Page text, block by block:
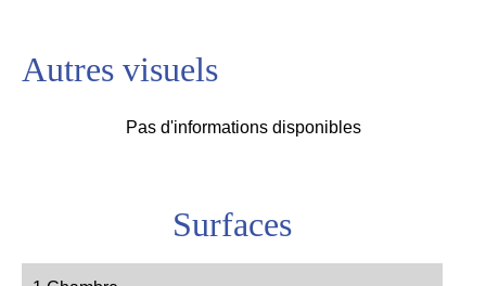
Autres visuels
Pas d'informations disponibles
Surfaces